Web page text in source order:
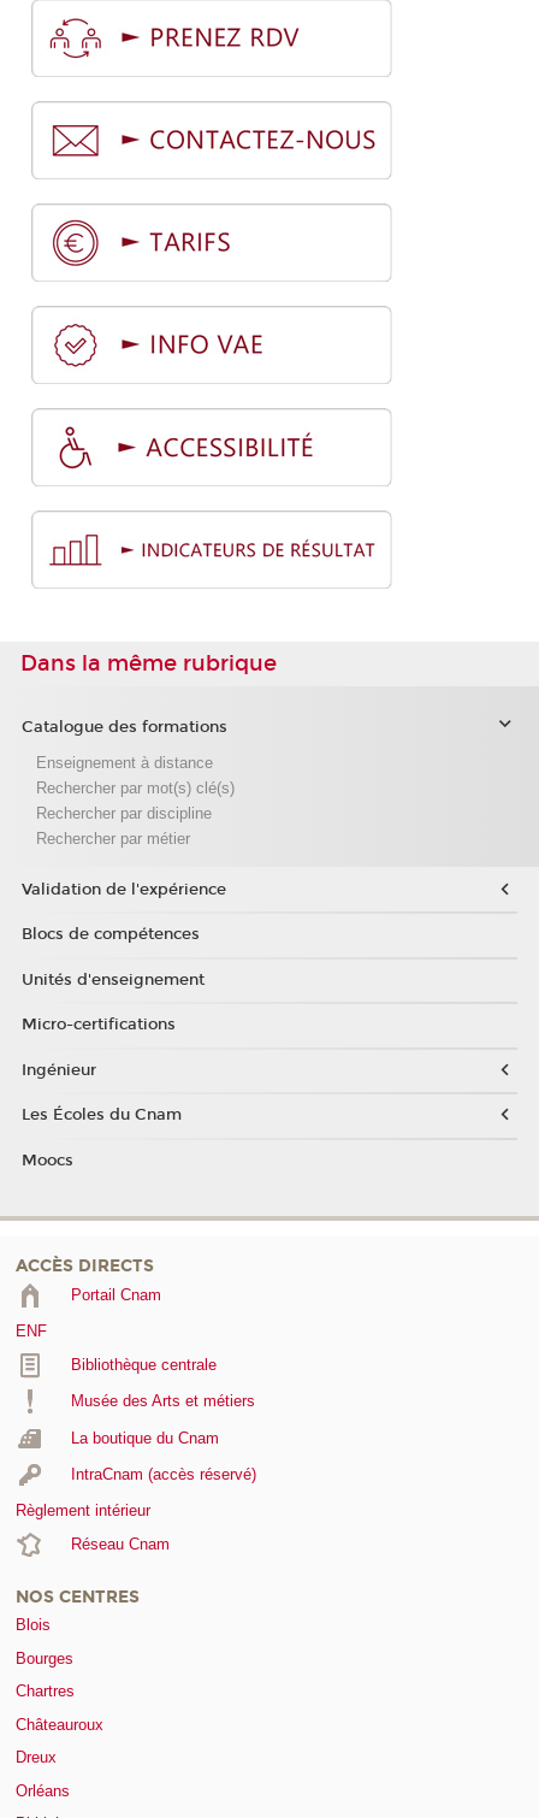
Dans la même rubrique
Catalogue des formations
Enseignement à distance
Rechercher par mot(s) clé(s)
Rechercher par discipline
Rechercher par métier
Validation de l'expérience
Blocs de compétences
Unités d'enseignement
Micro-certifications
Ingénieur
Les Écoles du Cnam
Moocs
ACCÈS DIRECTS
Portail Cnam
ENF
Bibliothèque centrale
Musée des Arts et métiers
La boutique du Cnam
IntraCnam (accès réservé)
Règlement intérieur
Réseau Cnam
NOS CENTRES
Blois
Bourges
Chartres
Châteauroux
Dreux
Orléans